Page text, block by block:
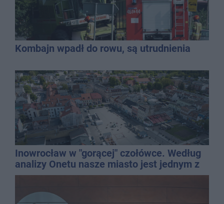
Kombajn wpadł do rowu, są utrudnienia
Inowrocław w "gorącej" czołówce. Według
analizy Onetu nasze miasto jest jednym z
najbardziej narażonych na upały